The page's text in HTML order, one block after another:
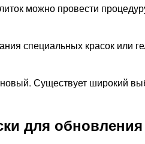
можно провести
специальных красок или
Существует широкий
для